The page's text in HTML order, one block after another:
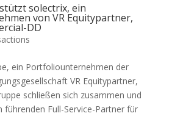
solectrix, ein
von VR Equitypartner,
DD
ein Portfoliounternehmen der
VR Equitypartner,
schließen sich zusammen und
führenden Full-Service-Partner für